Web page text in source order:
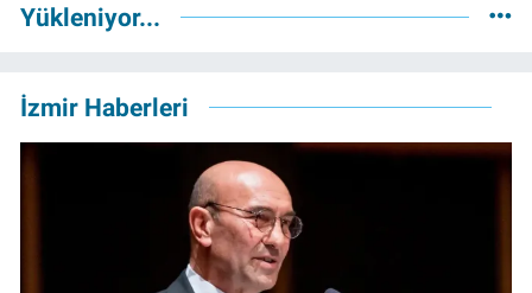
Yükleniyor...
İzmir Haberleri